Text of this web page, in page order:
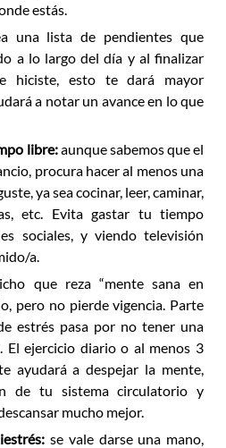
estás.
una lista de pendientes que
a lo largo del día y al finalizar
hiciste, esto te dará mayor
a notar un avance en lo que
libre:aunque sabemos que el
procura hacer al menos una
ya sea cocinar, leer, caminar,
etc. Evita gastar tu tiempo
sociales, y viendo televisión
a.
que reza “mente sana en
pero no pierde vigencia. Parte
estrés pasa por no tener una
El ejercicio diario o al menos 3
ayudará a despejar la mente,
de tu sistema circulatorio y
mucho mejor.
se vale darse una mano,